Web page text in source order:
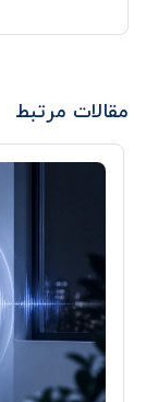
مقالات مرتبط